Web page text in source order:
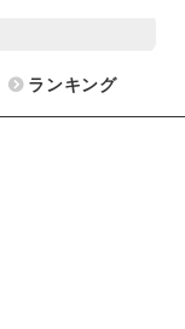
ランキング